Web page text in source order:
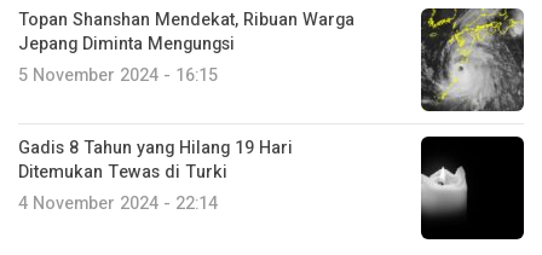
Topan Shanshan Mendekat, Ribuan Warga
Jepang Diminta Mengungsi
5 November 2024 - 16:15
Gadis 8 Tahun yang Hilang 19 Hari
Ditemukan Tewas di Turki
4 November 2024 - 22:14